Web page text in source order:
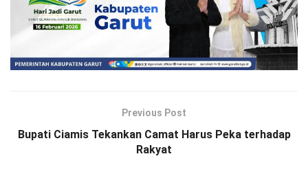
Previous Post
Bupati Ciamis Tekankan Camat Harus Peka terhadap
Rakyat